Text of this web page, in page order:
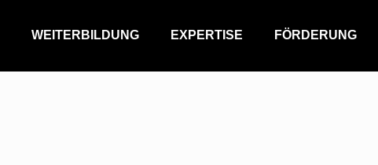
WEITERBILDUNG EXPERTISE FÖRDERUNG